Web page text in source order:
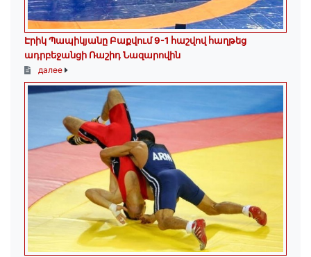
Էրիկ Պապիկյանը Բաքվում 9-1 հաշվով հաղթեց
ադրբեջանցի Ռաշիդ Նազարովին
далее